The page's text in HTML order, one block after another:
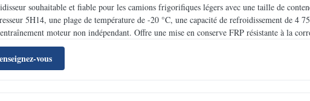
souhaitable et fiable pour les camions frigorifiques légers avec une taille de
5H14, une plage de température de -20 °C, une capacité de refroidissement de 4
moteur non indépendant. Offre une mise en conserve FRP résistante à la
un contrôle d'affichage numérique et des protections de sécurité.
vous